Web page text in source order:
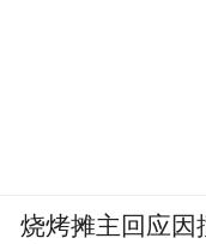
烧烤摊主回应因